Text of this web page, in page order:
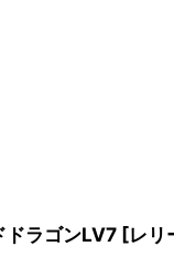
ドラゴンLV7 [レ